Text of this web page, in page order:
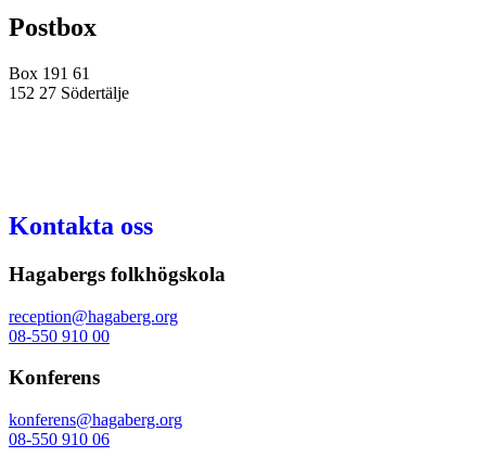
Postbox
Box 191 61
152 27 Södertälje
Kontakta oss
Hagabergs folkhögskola
reception@hagaberg.org
08-550 910 00
Konferens
konferens@hagaberg.org
08-550 910 06